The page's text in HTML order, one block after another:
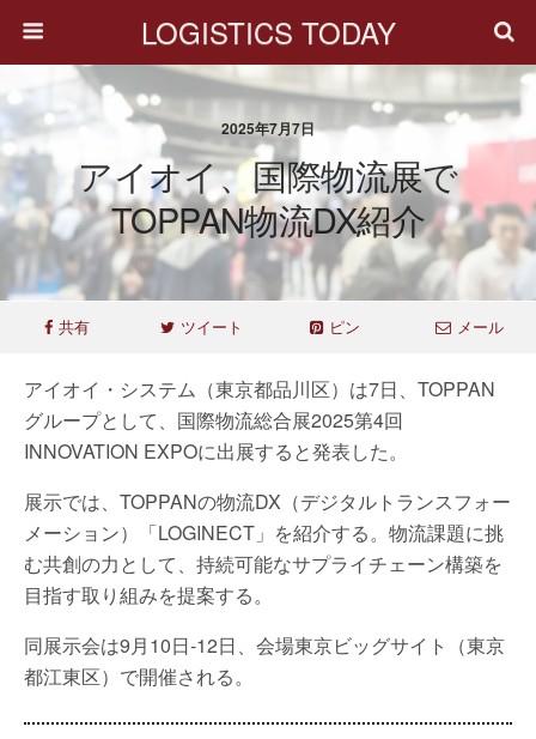
LOGISTICS TODAY
2025年7月7日
アイオイ、国際物流展で
TOPPAN物流DX紹介
共有 ツイート ピン メール
アイオイ・システム（東京都品川区）は7日、TOPPAN
グループとして、国際物流総合展2025第4回
INNOVATION EXPOに出展すると発表した。
展示では、TOPPANの物流DX（デジタルトランスフォー
メーション）「LOGINECT」を紹介する。物流課題に挑
む共創の力として、持続可能なサプライチェーン構築を
目指す取り組みを提案する。
同展示会は9月10日-12日、会場東京ビッグサイト（東京
都江東区）で開催される。